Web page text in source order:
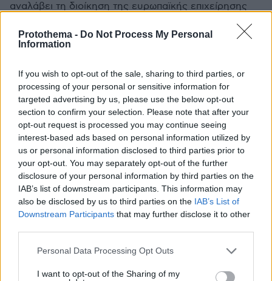
Protothema - Do Not Process My Personal
Information
If you wish to opt-out of the sale, sharing to third parties, or
processing of your personal or sensitive information for
targeted advertising by us, please use the below opt-out
section to confirm your selection. Please note that after your
opt-out request is processed you may continue seeing
interest-based ads based on personal information utilized by
us or personal information disclosed to third parties prior to
your opt-out. You may separately opt-out of the further
disclosure of your personal information by third parties on the
IAB’s list of downstream participants. This information may
also be disclosed by us to third parties on the IAB’s List of
Downstream Participants that may further disclose it to other
Please note that this website/app uses one or more Google
not limited to your visit or usage behaviour. You may click to
Personal Data Processing Opt Outs
I want to opt-out of the Sharing of my
αναλάβει τη διοίκηση της ευρωπαϊκής επιχείρησης
Λάρισα;;;; Και γιατί όχι ρε ευρωπαίοι φωστήρες να
μην την αναλάβει τη διοίκηση η Κύπρος που είναι
της ικανότητα και ως κράτος μέλος της ευρωπαϊκής
ένωσης θα ενισχυθεί και ουσιαστικά με την κίνηση
αυτή ως προς τις βλέψεις της Τουρκίας; Τόσο μυαλό
δηλαδή... ή μήπως δεν θέλετε να χαλάσετε τις δήθεν,
για την επικοινωνία και το θέαμα, σχέσεις Μητσοτάκη
με Ερντογάν; Θα μου πείτε δεν έχει στρατηγείο η
Κύπρος, τότε ας στείλει η Γαλλία ένα πλωτό μέσο, μια
φρεγάτα ή ένα αεροπλανοφόρο ως το διοικητήριο
στα χωρικά ύδατα της Κύπρου. Δένδια τελικά είναι η
Κύπρος στην ευρωπαϊκή ένωση ή όχι; Αν δεν δεχθεί
η Γαλλία, τότε μια άλλη ιδέα που θα μπορούσε να
προτείνει η Ελλάδα, είναι η Μαδαγασκάρη να
αναλάβει την επιχείρηση με τον βασιλιά Τζούλιεν.
ΑΠΑΝΤΗΣΗ
οπας